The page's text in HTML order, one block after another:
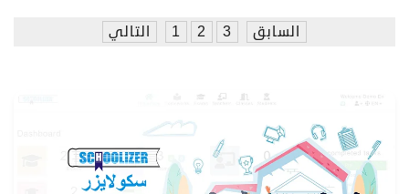
السابق 1 2 3 التالي